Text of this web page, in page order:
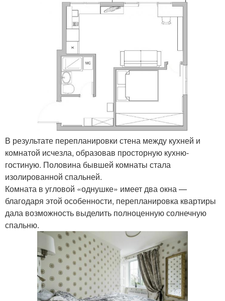
В результате перепланировки стена между кухней и
комнатой исчезла, образовав просторную кухню-
гостиную. Половина бывшей комнаты стала
изолированной спальней.
Комната в угловой «однушке» имеет два окна —
благодаря этой особенности, перепланировка квартиры
дала возможность выделить полноценную солнечную
спальню.